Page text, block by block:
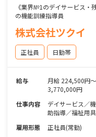
《業界№1のデイサービス・
の機能訓練指導員
株式会社ツクイ
正社員 日勤帯
給与
月給 224,500円
3,770,000円
仕事内容
デイサービス／
助指導／福祉用
雇用形態
正社員(常勤)